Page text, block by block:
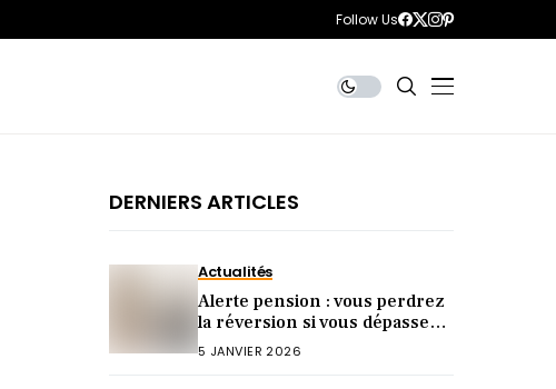
Follow Us
DERNIERS ARTICLES
Actualités
Alerte pension : vous perdrez
la réversion si vous dépassez
ce revenu en 2026 !
5 JANVIER 2026